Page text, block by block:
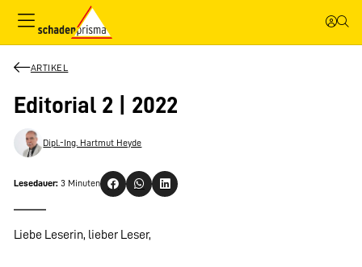
ARTIKEL
Editorial 2 | 2022
Dipl.-Ing. Hartmut Heyde
Lesedauer: 3 Minuten
Liebe Leserin, lieber Leser,